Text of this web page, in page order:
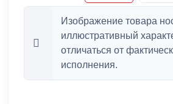
Изображение товара
иллюстративный
отличаться от
исполнения.